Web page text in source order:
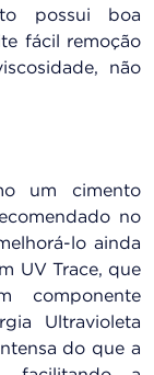
possui boa
fácil remoção
não
um cimento
no
lo ainda
UV Trace, que
componente
Ultravioleta
do que a